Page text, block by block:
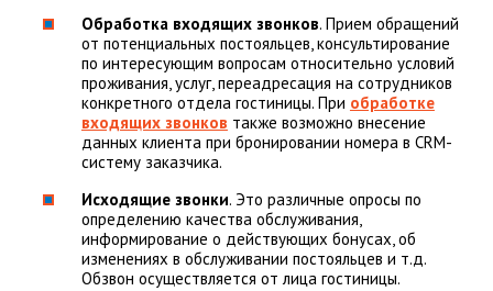
Обработка входящих звонков. Прием обращений
от потенциальных постояльцев, консультирование
по интересующим вопросам относительно условий
проживания, услуг, переадресация на сотрудников
конкретного отдела гостиницы. При обработке
входящих звонков также возможно внесение
данных клиента при бронировании номера в CRM-
систему заказчика.
Исходящие звонки. Это различные опросы по
определению качества обслуживания,
информирование о действующих бонусах, об
изменениях в обслуживании постояльцев и т.д.
Обзвон осуществляется от лица гостиницы.